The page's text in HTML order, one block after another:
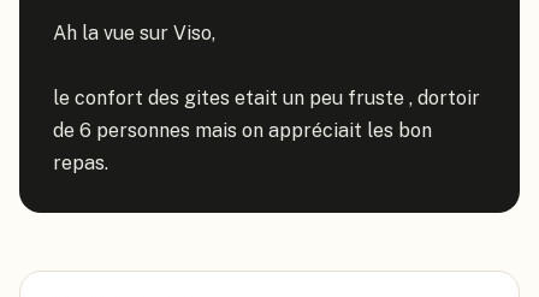
Ah la vue sur Viso,
le confort des gites etait un peu fruste , dortoir
de 6 personnes mais on appréciait les bon
repas.